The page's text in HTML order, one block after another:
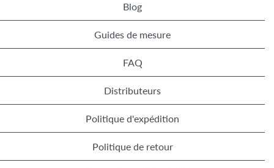
Blog
Guides de mesure
FAQ
Distributeurs
Politique d'expédition
Politique de retour